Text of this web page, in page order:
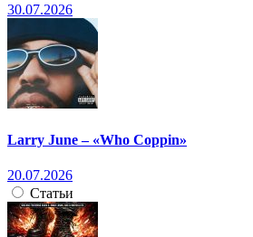
30.07.2026
Larry June – «Who Coppin»
20.07.2026
Статьи